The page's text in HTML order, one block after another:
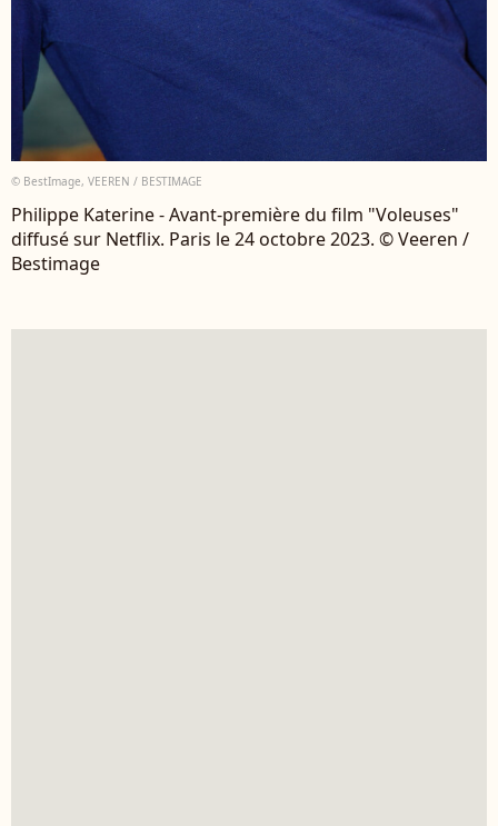
© BestImage, VEEREN / BESTIMAGE
Philippe Katerine - Avant-première du film "Voleuses"
diffusé sur Netflix. Paris le 24 octobre 2023. © Veeren /
Bestimage